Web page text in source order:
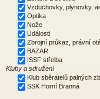
Vzduchovky, plynovky,
Optika
Nože
Události
Zbrojní průkaz, právní
BAZAR
ISSF střelba
Kluby a sdružení
Klub sběratelů palných
SSK Horní Branná